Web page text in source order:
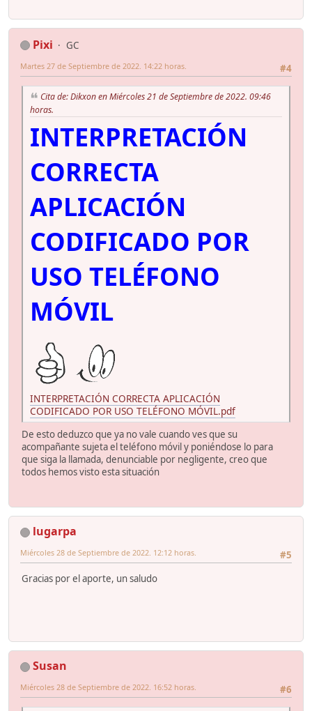
Pixi
GC
#4
Martes 27 de Septiembre de 2022. 14:22 horas.
Cita de: Dikxon en Miércoles 21 de Septiembre de 2022. 09:46
horas.
INTERPRETACIÓN
CORRECTA
APLICACIÓN
CODIFICADO POR
USO TELÉFONO
MÓVIL
INTERPRETACIÓN CORRECTA APLICACIÓN
CODIFICADO POR USO TELÉFONO MÓVIL.pdf
De esto deduzco que ya no vale cuando ves que su
acompañante sujeta el teléfono móvil y poniéndose lo para
que siga la llamada, denunciable por negligente, creo que
todos hemos visto esta situación
lugarpa
#5
Miércoles 28 de Septiembre de 2022. 12:12 horas.
Gracias por el aporte, un saludo
Susan
#6
Miércoles 28 de Septiembre de 2022. 16:52 horas.